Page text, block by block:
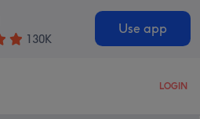
130K
Use app
LOGIN